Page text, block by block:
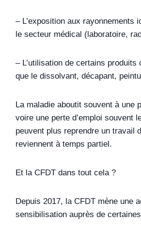
– L’exposition aux rayonnements
le secteur médical (laboratoire,
– L’utilisation de certains produits
que le dissolvant, décapant,
La maladie aboutit souvent à une
voire une perte d’emploi souvent
peuvent plus reprendre un travail
reviennent à temps partiel.
Et la CFDT dans tout cela ?
Depuis 2017, la CFDT mène une
sensibilisation auprès de